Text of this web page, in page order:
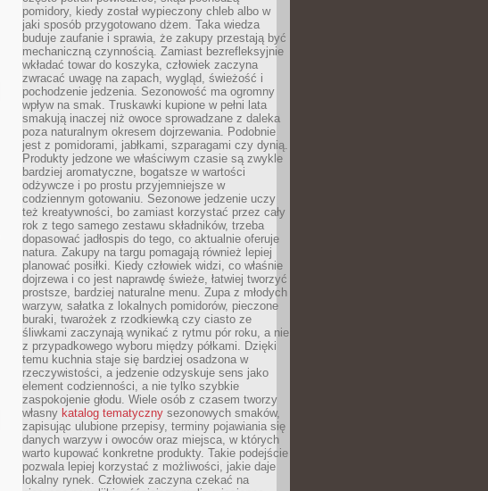
pomidory, kiedy został wypieczony chleb albo w
jaki sposób przygotowano dżem. Taka wiedza
buduje zaufanie i sprawia, że zakupy przestają być
mechaniczną czynnością. Zamiast bezrefleksyjnie
wkładać towar do koszyka, człowiek zaczyna
zwracać uwagę na zapach, wygląd, świeżość i
pochodzenie jedzenia. Sezonowość ma ogromny
wpływ na smak. Truskawki kupione w pełni lata
smakują inaczej niż owoce sprowadzane z daleka
poza naturalnym okresem dojrzewania. Podobnie
jest z pomidorami, jabłkami, szparagami czy dynią.
Produkty jedzone we właściwym czasie są zwykle
bardziej aromatyczne, bogatsze w wartości
odżywcze i po prostu przyjemniejsze w
codziennym gotowaniu. Sezonowe jedzenie uczy
też kreatywności, bo zamiast korzystać przez cały
rok z tego samego zestawu składników, trzeba
dopasować jadłospis do tego, co aktualnie oferuje
natura. Zakupy na targu pomagają również lepiej
planować posiłki. Kiedy człowiek widzi, co właśnie
dojrzewa i co jest naprawdę świeże, łatwiej tworzyć
prostsze, bardziej naturalne menu. Zupa z młodych
warzyw, sałatka z lokalnych pomidorów, pieczone
buraki, twarożek z rzodkiewką czy ciasto ze
śliwkami zaczynają wynikać z rytmu pór roku, a nie
z przypadkowego wyboru między półkami. Dzięki
temu kuchnia staje się bardziej osadzona w
rzeczywistości, a jedzenie odzyskuje sens jako
element codzienności, a nie tylko szybkie
zaspokojenie głodu. Wiele osób z czasem tworzy
własny katalog tematyczny sezonowych smaków,
zapisując ulubione przepisy, terminy pojawiania się
danych warzyw i owoców oraz miejsca, w których
warto kupować konkretne produkty. Takie podejście
pozwala lepiej korzystać z możliwości, jakie daje
lokalny rynek. Człowiek zaczyna czekać na